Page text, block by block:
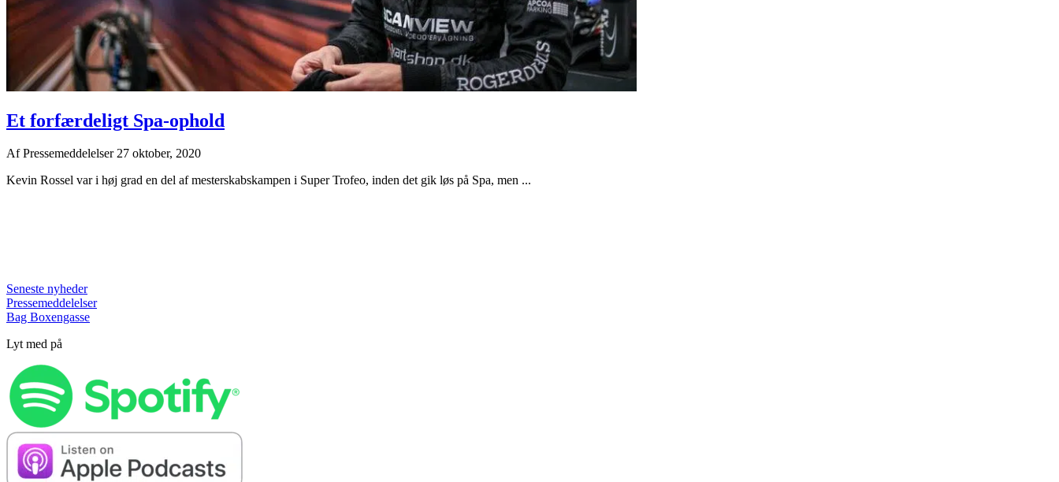
Et forfærdeligt Spa-ophold
AfPressemeddelelser27 oktober, 2020
Kevin Rossel var i høj grad en del af mesterskabskampen i Super Trofeo, inden det gik løs på Spa, men ...
Seneste nyheder
Pressemeddelelser
Bag Boxengasse
Lyt med på